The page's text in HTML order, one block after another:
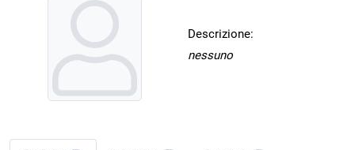
Descrizione:
nessuno